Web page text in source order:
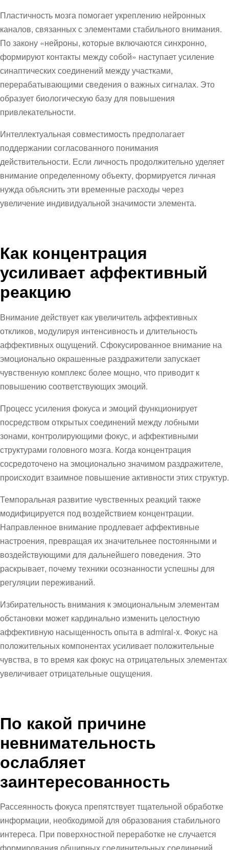
Пластичность мозга помогает укреплению нейронных
каналов, связанных с элементами стабильного внимания.
По закону «нейроны, которые включаются синхронно,
формируют контакты между собой» наступает усиление
синаптических соединений между участками,
перерабатывающими сведения о важных сигналах. Это
образует биологическую базу для повышения
привлекательности.
Интеллектуальная совместимость предполагает
поддержании согласованного понимания
действительности. Если личность продолжительно уделяет
внимание определенному объекту, формируется личная
нужда объяснить эти временные расходы через
увеличение индивидуальной значимости элемента.
Как концентрация
усиливает аффективный
реакцию
Внимание действует как увеличитель аффективных
откликов, модулируя интенсивность и длительность
аффективных ощущений. Сфокусированное внимание на
эмоционально окрашенные раздражители запускает
чувственную комплекс более мощно, что приводит к
повышению соответствующих эмоций.
Процесс усиления фокуса и эмоций функционирует
посредством открытых соединений между лобными
зонами, контролирующими фокус, и аффективными
структурами головного мозга. Когда концентрация
сосредоточено на эмоционально значимом раздражителе,
происходит взаимное повышение активности этих структур.
Темпоральная развитие чувственных реакций также
модифицируется под воздействием концентрации.
Направленное внимание продлевает аффективные
настроения, превращая их значительнее постоянными и
воздействующими для дальнейшего поведения. Это
раскрывает, почему техники осознанности успешны для
регуляции переживаний.
Избирательность внимания к эмоциональным элементам
обстановки может кардинально изменить целостную
аффективную насыщенность опыта в admiral-x. Фокус на
положительных компонентах усиливает положительные
чувства, в то время как фокус на отрицательных элементах
увеличивает отрицательные ощущения.
По какой причине
невнимательность
ослабляет
заинтересованность
Рассеянность фокуса препятствует тщательной обработке
информации, необходимой для образования стабильного
интереса. При поверхностной переработке не случается